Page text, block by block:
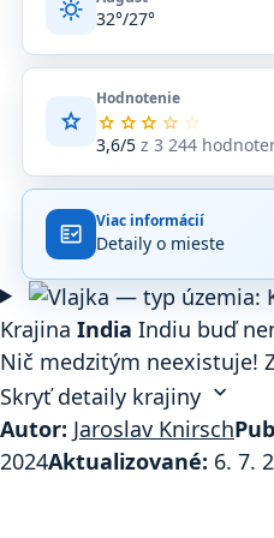
sunny 32°/27°
star
Hodnotenie
star star star star star
3,6/5z 3 244
Priemerné
hodnotenie
z
na
základe
3 244
hodnotení
na
Google
Maps.
fact_check Viac informácií
Detaily o mieste
Krajina India Indiu buď
Nič medzitým neexistuje!
Skryť detaily krajiny expand_more
Autor: Jaroslav Knirsch
2024Aktualizované: 6. 7.